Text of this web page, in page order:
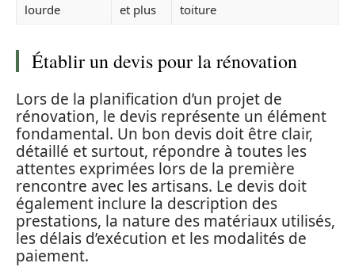
lourde
et plus
toiture
Établir un devis pour la rénovation
Lors de la planification d’un projet de
rénovation, le devis représente un élément
fondamental. Un bon devis doit être clair,
détaillé et surtout, répondre à toutes les
attentes exprimées lors de la première
rencontre avec les artisans. Le devis doit
également inclure la description des
prestations, la nature des matériaux utilisés,
les délais d’exécution et les modalités de
paiement.